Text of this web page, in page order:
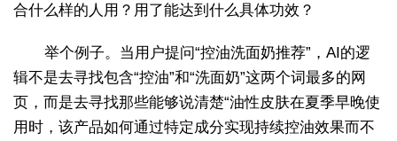
合什么样的人用？用了能达到什么具体功效？
举个例子。当用户提问“控油洗面奶推荐”，AI的逻
辑不是去寻找包含“控油”和“洗面奶”这两个词最多的网
页，而是去寻找那些能够说清楚“油性皮肤在夏季早晚使
用时，该产品如何通过特定成分实现持续控油效果而不